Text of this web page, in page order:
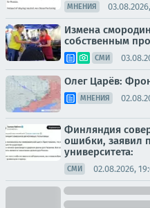
МНЕНИЯ
Измена
собственным
СМИ
Олег Царёв:
МНЕНИЯ
Финляндия
ошибки, заявил
университета:
СМИ 02.08.2026,